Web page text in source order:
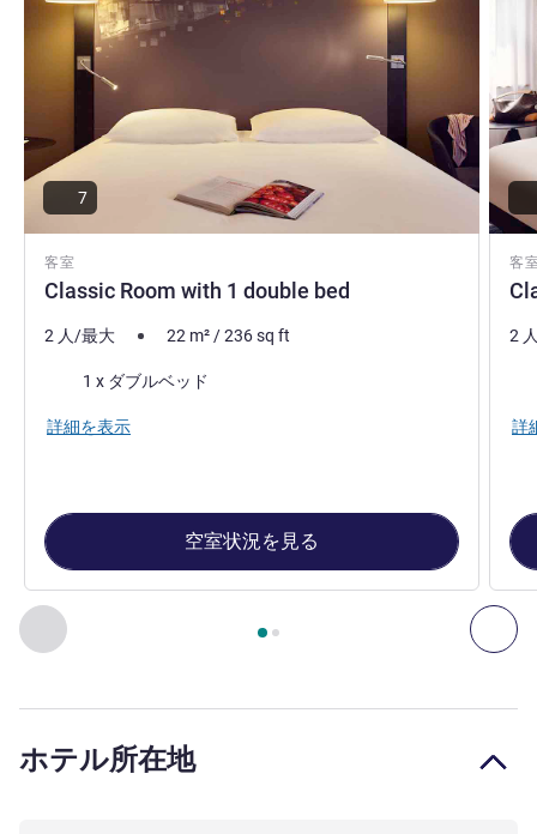
前に戻る - 客室 次
2ページ中 , 客室 1 : Classic Room with 1 double
客室
Classic Room with 1 double bed
7
2 人/最大 22 m²/236sq ft
1 x ダブルベッド
詳細を表示
空室状況を見る
客
2
詳
ホテル所在地